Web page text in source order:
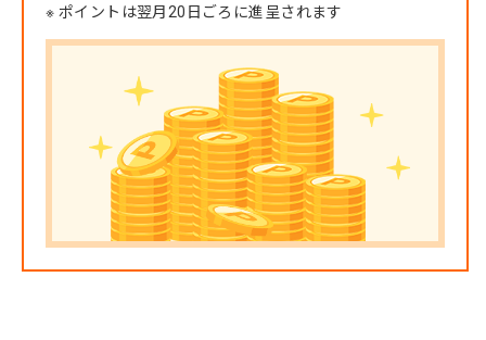
※ ポイントは翌月20日ごろに進呈されます